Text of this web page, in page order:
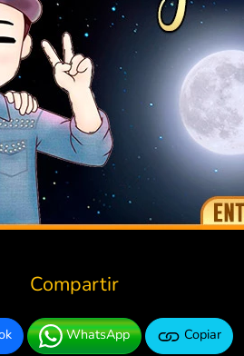
Compartir
WhatsApp Copiar